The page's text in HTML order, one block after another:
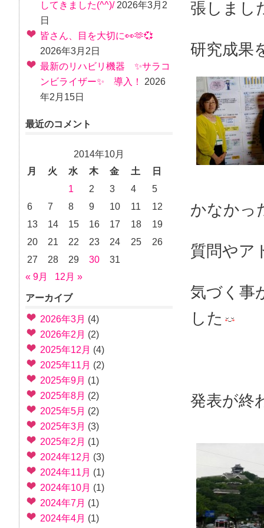
張しまし
研究成果
かなかっ
質問やア
気づく事
した
発表が終
してきました(^^)/ 2026年3月2
日
皆さん、目を大切に👀🫶💞
2026年3月2日
最新のリハビリ機器 ✨サラコ
ンビライザー✨ 導入！
2026
年2月15日
最近のコメント
2014年10月
月
火 水 木 金 土
日
1
2 3 4
5
6
7 8 9 10 11
12
13
14 15 16 17 18
19
20
21 22 23 24 25
26
27
28 29 30
31
« 9月
12月 »
アーカイブ
2026年3月 (4)
2026年2月 (2)
2025年12月 (4)
2025年11月 (2)
2025年9月 (1)
2025年8月 (2)
2025年5月 (2)
2025年3月 (3)
2025年2月 (1)
2024年12月 (3)
2024年11月 (1)
2024年10月 (1)
2024年7月 (1)
2024年4月 (1)